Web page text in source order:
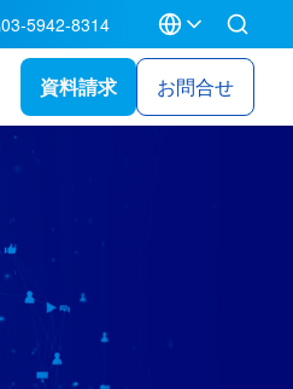
03-5942-8314
資料請求 お問合せ